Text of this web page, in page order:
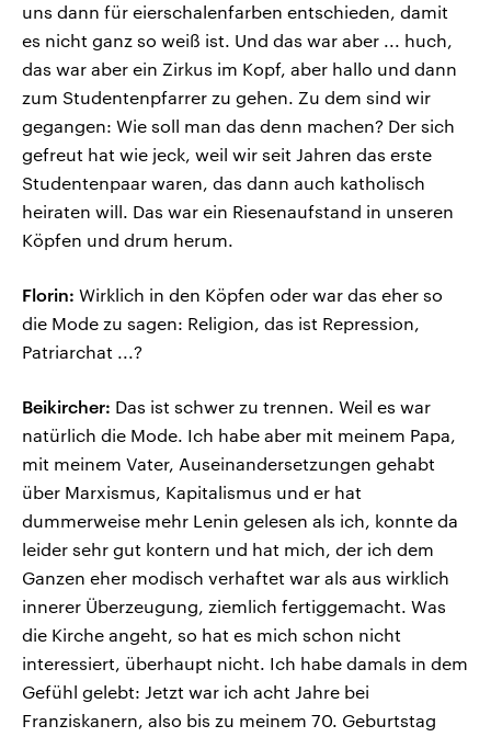
uns dann für eierschalenfarben entschieden, damit
es nicht ganz so weiß ist. Und das war aber ... huch,
das war aber ein Zirkus im Kopf, aber hallo und dann
zum Studentenpfarrer zu gehen. Zu dem sind wir
gegangen: Wie soll man das denn machen? Der sich
gefreut hat wie jeck, weil wir seit Jahren das erste
Studentenpaar waren, das dann auch katholisch
heiraten will. Das war ein Riesenaufstand in unseren
Köpfen und drum herum.
Florin: Wirklich in den Köpfen oder war das eher so
die Mode zu sagen: Religion, das ist Repression,
Patriarchat ...?
Beikircher: Das ist schwer zu trennen. Weil es war
natürlich die Mode. Ich habe aber mit meinem Papa,
mit meinem Vater, Auseinandersetzungen gehabt
über Marxismus, Kapitalismus und er hat
dummerweise mehr Lenin gelesen als ich, konnte da
leider sehr gut kontern und hat mich, der ich dem
Ganzen eher modisch verhaftet war als aus wirklich
innerer Überzeugung, ziemlich fertiggemacht. Was
die Kirche angeht, so hat es mich schon nicht
interessiert, überhaupt nicht. Ich habe damals in dem
Gefühl gelebt: Jetzt war ich acht Jahre bei
Franziskanern, also bis zu meinem 70. Geburtstag